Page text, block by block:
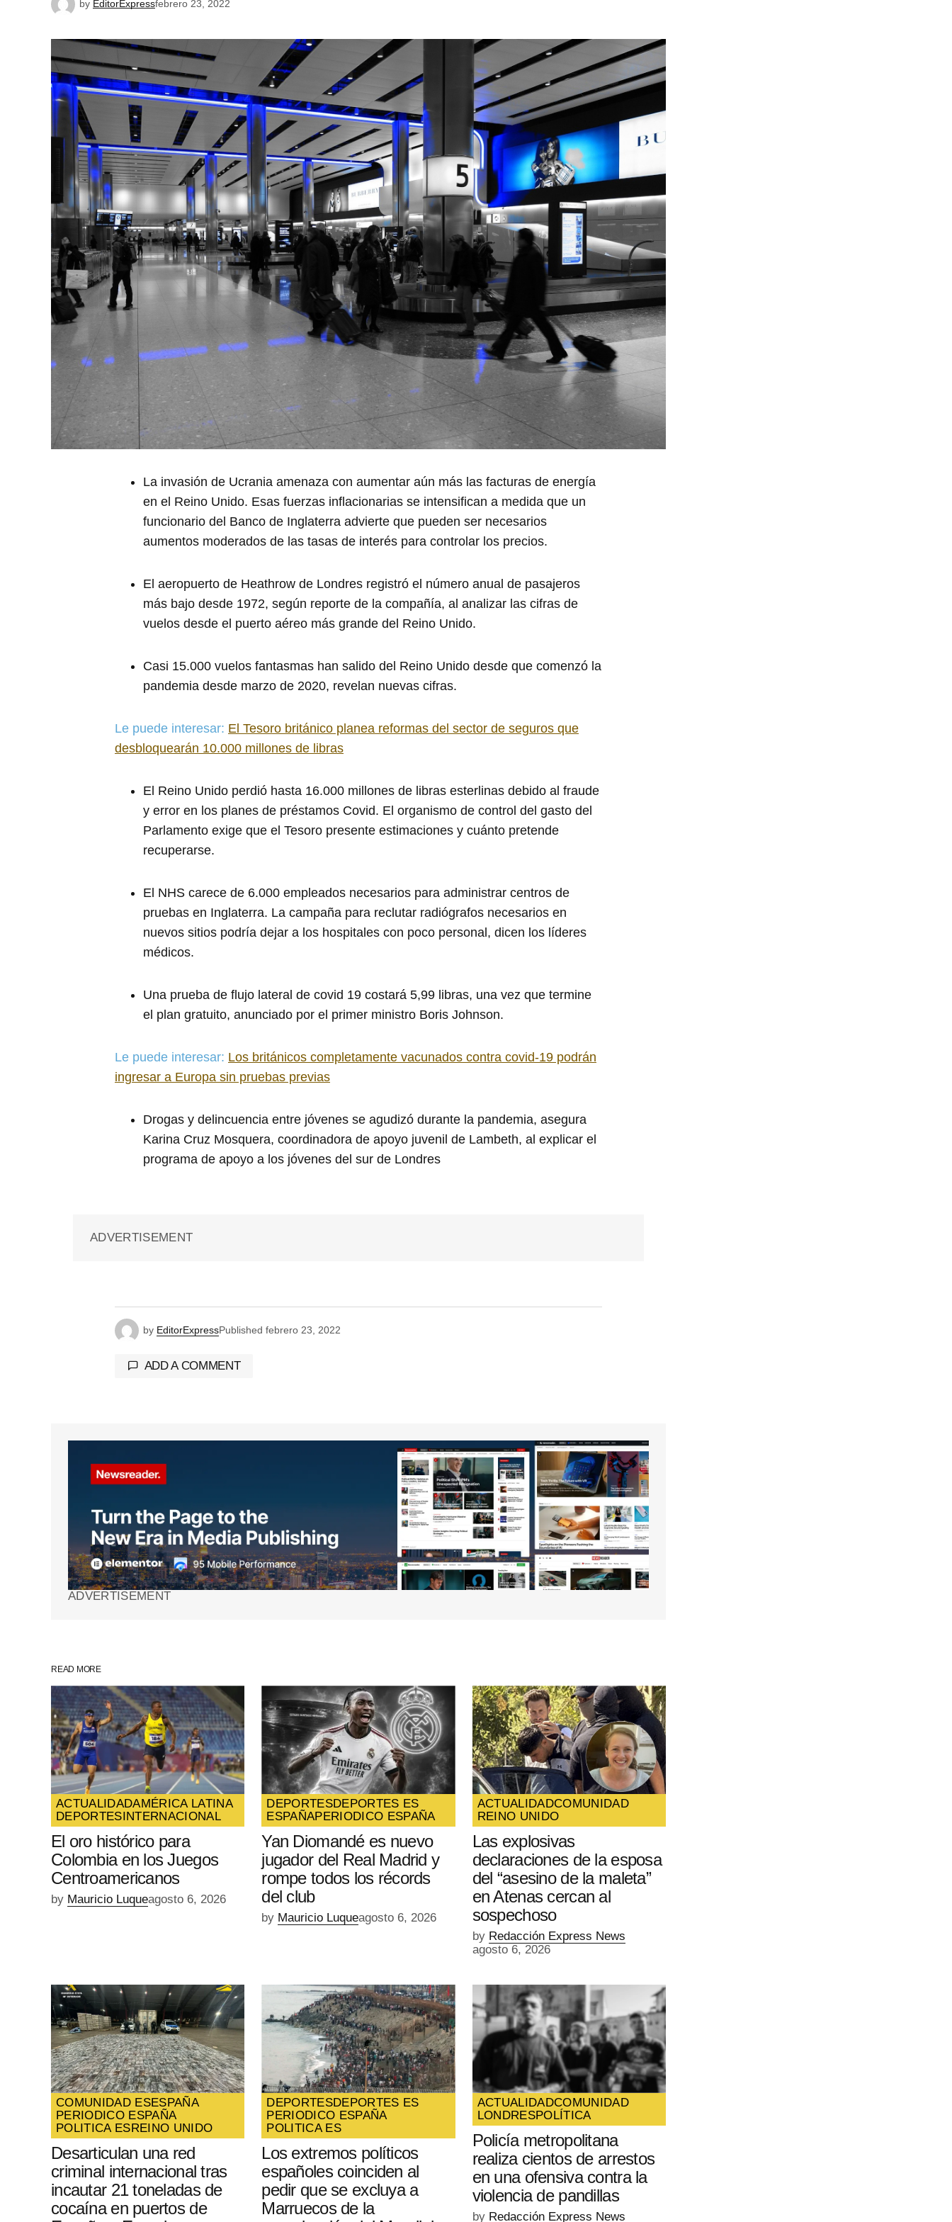
by EditorExpressfebrero 23, 2022
La invasión de Ucrania amenaza con aumentar aún más las facturas de energía
en el Reino Unido. Esas fuerzas inflacionarias se intensifican a medida que un
funcionario del Banco de Inglaterra advierte que pueden ser necesarios
aumentos moderados de las tasas de interés para controlar los precios.
El aeropuerto de Heathrow de Londres registró el número anual de pasajeros
más bajo desde 1972, según reporte de la compañía, al analizar las cifras de
vuelos desde el puerto aéreo más grande del Reino Unido.
Casi 15.000 vuelos fantasmas han salido del Reino Unido desde que comenzó la
pandemia desde marzo de 2020, revelan nuevas cifras.
Le puede interesar: El Tesoro británico planea reformas del sector de seguros que
desbloquearán 10.000 millones de libras
El Reino Unido perdió hasta 16.000 millones de libras esterlinas debido al fraude
y error en los planes de préstamos Covid. El organismo de control del gasto del
Parlamento exige que el Tesoro presente estimaciones y cuánto pretende
recuperarse.
El NHS carece de 6.000 empleados necesarios para administrar centros de
pruebas en Inglaterra. La campaña para reclutar radiógrafos necesarios en
nuevos sitios podría dejar a los hospitales con poco personal, dicen los líderes
médicos.
Una prueba de flujo lateral de covid 19 costará 5,99 libras, una vez que termine
el plan gratuito, anunciado por el primer ministro Boris Johnson.
Le puede interesar: Los británicos completamente vacunados contra covid-19 podrán
ingresar a Europa sin pruebas previas
Drogas y delincuencia entre jóvenes se agudizó durante la pandemia, asegura
Karina Cruz Mosquera, coordinadora de apoyo juvenil de Lambeth, al explicar el
programa de apoyo a los jóvenes del sur de Londres
ADVERTISEMENT
by EditorExpressPublished febrero 23, 2022
ADD A COMMENT
Comment
Your Name* Your E-mail*
ADVERTISEMENT
READ MORE
ACTUALIDADAMÉRICA LATINA
DEPORTES INTERNACIONAL
El oro histórico para
Colombia en los Juegos
Centroamericanos
by Mauricio Luqueagosto 6, 2026
DEPORTESDEPORTES ES
ESPAÑAPERIODICO ESPAÑA
Yan Diomandé es nuevo
jugador del Real Madrid y
rompe todos los récords
del club
by Mauricio Luqueagosto 6, 2026
ACTUALIDADCOMUNIDAD
REINO UNIDO
Las explosivas
declaraciones de la esposa
del “asesino de la maleta”
en Atenas cercan al
sospechoso
by Redacción Express News
agosto 6, 2026
COMUNIDAD ESESPAÑA
PERIODICO ESPAÑA
POLITICA ESREINO UNIDO
Desarticulan una red
criminal internacional tras
incautar 21 toneladas de
cocaína en puertos de
DEPORTESDEPORTES ES
PERIODICO ESPAÑA
POLITICA ES
Los extremos políticos
españoles coinciden al
pedir que se excluya a
Marruecos de la
ACTUALIDADCOMUNIDAD
LONDRESPOLÍTICA
Policía metropolitana
realiza cientos de arrestos
en una ofensiva contra la
violencia de pandillas
by Redacción Express News